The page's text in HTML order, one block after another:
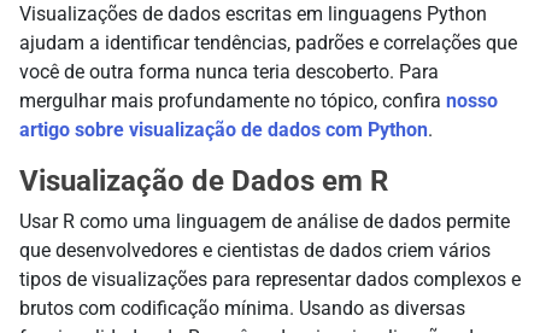
Visualizações de dados escritas em linguagens Python
ajudam a identificar tendências, padrões e correlações que
você de outra forma nunca teria descoberto. Para
mergulhar mais profundamente no tópico, confira nosso
artigo sobre visualização de dados com Python.
Visualização de Dados em R
Usar R como uma linguagem de análise de dados permite
que desenvolvedores e cientistas de dados criem vários
tipos de visualizações para representar dados complexos e
brutos com codificação mínima. Usando as diversas